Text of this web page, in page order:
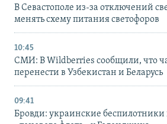
В Севастополе из-за отключений
менять схему питания светофоров
10:45
СМИ: В Wildberries сообщили, что
перенести в Узбекистан и Беларусь
09:41
Бровди: украинские беспилотники